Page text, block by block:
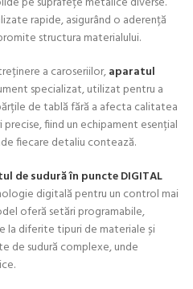
rapide, asigurând o aderență
structura materialului.
a caroseriilor,aparatul
specializat, utilizat pentru a
de tablă fără a afecta calitatea
fiind un echipament esențial
fiecare detaliu contează.
de sudură în puncte DIGITAL
digitală pentru un control mai
oferă setări programabile,
la diferite tipuri de materiale și
de sudură complexe, unde